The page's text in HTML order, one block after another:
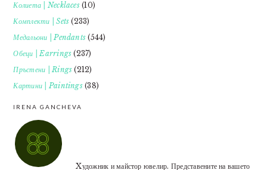
Колиета | Necklaces(10)
Комплекти | Sets (233)
Медальони | Pendants (544)
Обеци | Earrings (237)
Пръстени | Rings (212)
Картини | Paintings(38)
IRENA GANCHEVA
Xудожник и майстор ювелир. Представените на вашето